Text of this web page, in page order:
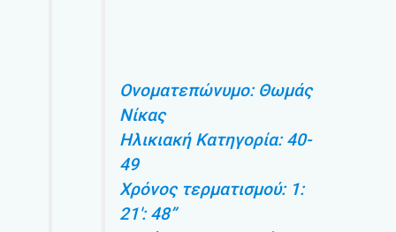
Ονοματεπώνυμο: Θωμάς
Νίκας
Ηλικιακή Κατηγορία: 40-
49
Χρόνος τερματισμού: 1:
21′: 48”